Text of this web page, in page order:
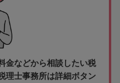
金などから相談したい税
理士事務所は詳細ボタン